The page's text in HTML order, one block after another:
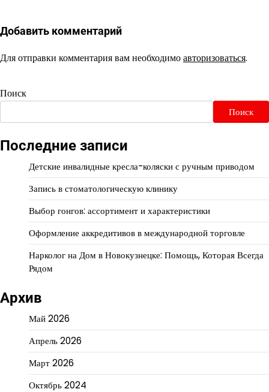
Добавить комментарий
Для отправки комментария вам необходимоавторизоваться.
Поиск
Поиск
Последние записи
Детские инвалидные кресла-коляски с ручным приводом
Запись в стоматологическую клинику
Выбор гонгов: ассортимент и характеристики
Оформление аккредитивов в международной торговле
Нарколог на Дом в Новокузнецке: Помощь, Которая Всегда
Рядом
Архив
Май 2026
Апрель 2026
Март 2026
Октябрь 2024